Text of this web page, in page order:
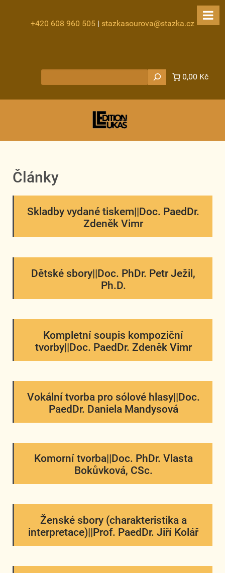
+420 608 960 505 | stazkasourova@stazka.cz
0,00 Kč
Články
Skladby vydané tiskem||Doc. PaedDr.
Zdeněk Vimr
Dětské sbory||Doc. PhDr. Petr Ježil,
Ph.D.
Kompletní soupis kompoziční
tvorby||Doc. PaedDr. Zdeněk Vimr
Vokální tvorba pro sólové hlasy||Doc.
PaedDr. Daniela Mandysová
Komorní tvorba||Doc. PhDr. Vlasta
Bokůvková, CSc.
Ženské sbory (charakteristika a
interpretace)||Prof. PaedDr. Jiří Kolář